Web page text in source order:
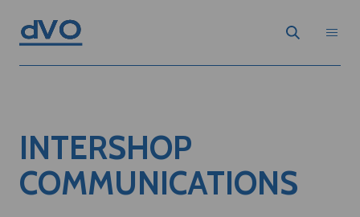
INTERSHOP
COMMUNICATIONS